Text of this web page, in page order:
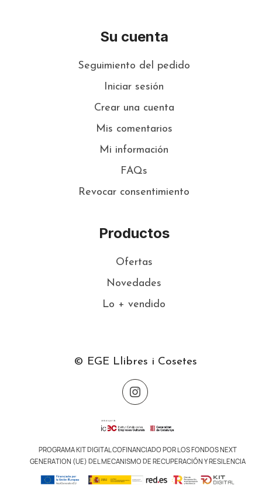
Su cuenta
Seguimiento del pedido
Iniciar sesión
Crear una cuenta
Mis comentarios
Mi información
FAQs
Revocar consentimiento
Productos
Ofertas
Novedades
Lo + vendido
© EGE Llibres i Cosetes
PROGRAMA KIT DIGITAL COFINANCIADO POR LOS FONDOS NEXT
GENERATION (UE) DEL MECANISMO DE RECUPERACIÓN Y RESILENCIA